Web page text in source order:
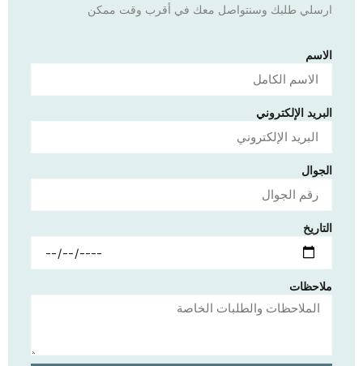
ارسلي طلبك وسنتواصل معك في أقرب وقت ممكن
الاسم
البريد الإلكتروني
الجوال
التاريخ
ملاحظات